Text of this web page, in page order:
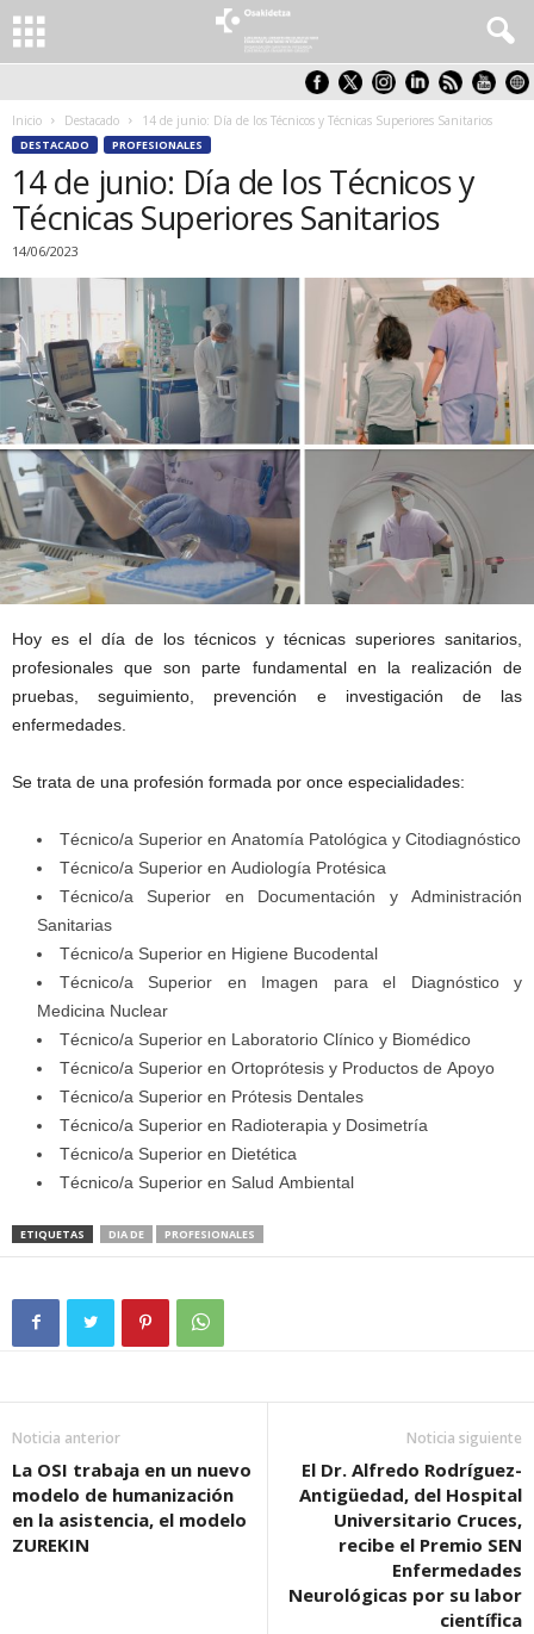
Inicio Destacado 14 de junio: Día de los Técnicos y Técnicas Superiores Sanitarios
DESTACADO PROFESIONALES
14 de junio: Día de los Técnicos y
Técnicas Superiores Sanitarios
14/06/2023
Hoy es el día de los técnicos y técnicas superiores sanitarios,
profesionales que son parte fundamental en la realización de
pruebas, seguimiento, prevención e investigación de las
enfermedades.
Se trata de una profesión formada por once especialidades:
Técnico/a Superior en Anatomía Patológica y Citodiagnóstico
Técnico/a Superior en Audiología Protésica
Técnico/a Superior en Documentación y Administración
Sanitarias
Técnico/a Superior en Higiene Bucodental
Técnico/a Superior en Imagen para el Diagnóstico y
Medicina Nuclear
Técnico/a Superior en Laboratorio Clínico y Biomédico
Técnico/a Superior en Ortoprótesis y Productos de Apoyo
Técnico/a Superior en Prótesis Dentales
Técnico/a Superior en Radioterapia y Dosimetría
Técnico/a Superior en Dietética
Técnico/a Superior en Salud Ambiental
ETIQUETAS DIA DE PROFESIONALES
Noticia anterior
La OSI trabaja en un nuevo
modelo de humanización
en la asistencia, el modelo
ZUREKIN
Noticia siguiente
El Dr. Alfredo Rodríguez-
Antigüedad, del Hospital
Universitario Cruces,
recibe el Premio SEN
Enfermedades
Neurológicas por su labor
científica